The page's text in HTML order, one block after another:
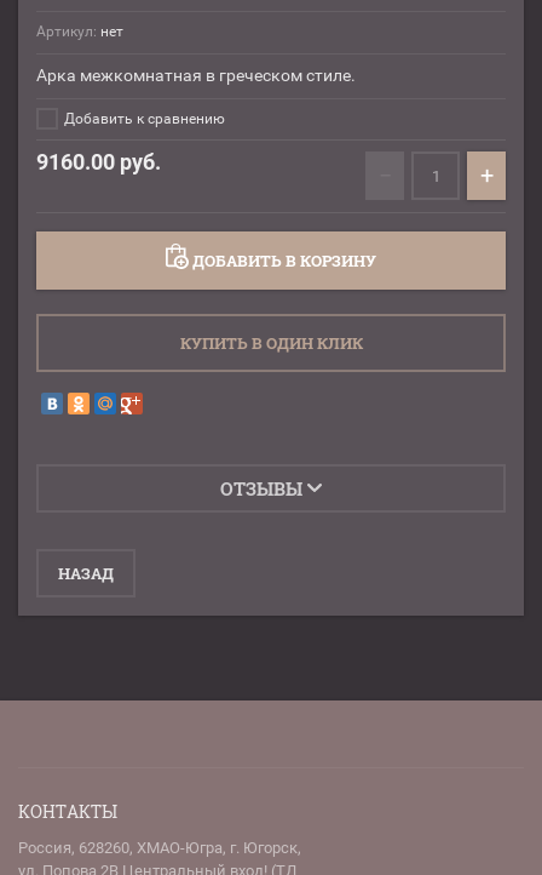
Артикул: нет
Арка межкомнатная в греческом стиле.
Добавить к сравнению
9160.00 руб. +
ДОБАВИТЬ В КОРЗИНУ
КУПИТЬ В ОДИН КЛИК
ОТЗЫВЫ
НАЗАД
КОНТАКТЫ
Россия, 628260, ХМАО-Югра, г. Югорск,
ул. Попова 2В Центральный вход! (ТД